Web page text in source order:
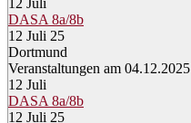
12 Juli
DASA 8a/8b
12 Juli 25
Dortmund
Veranstaltungen am 04.12.2025
12 Juli
DASA 8a/8b
12 Juli 25